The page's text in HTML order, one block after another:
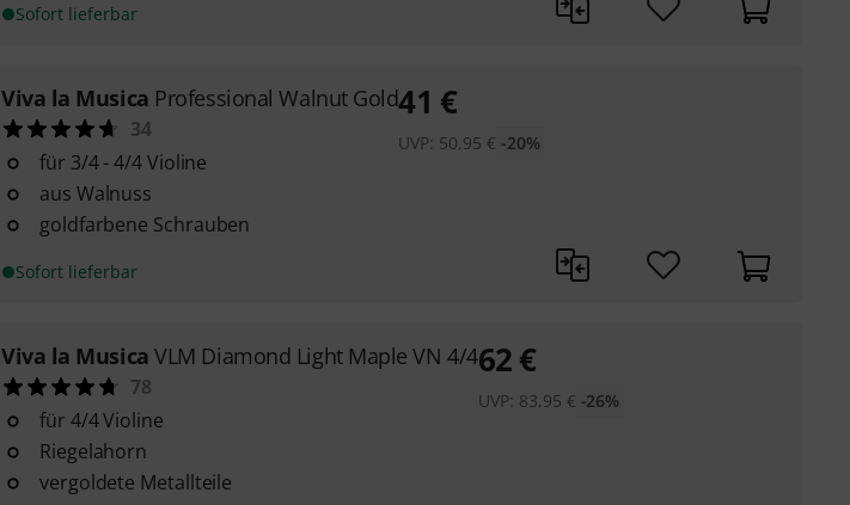
Sofort lieferbar
Viva la Musica Professional Walnut Gold
34
für 3/4 - 4/4 Violine
aus Walnuss
goldfarbene Schrauben
Sofort lieferbar
41 €
UVP: 50,95 € -20%
Viva la Musica VLM Diamond Light Maple VN 4/4
78
für 4/4 Violine
Riegelahorn
vergoldete Metallteile
62€
UVP: 83,95 € -26%